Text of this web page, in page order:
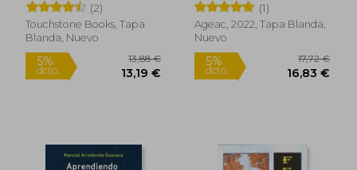
Rápido
(2)
Touchstone Books, Tapa
Blanda, Nuevo
(1)
Ageac, 2022, Tapa Blanda,
Nuevo